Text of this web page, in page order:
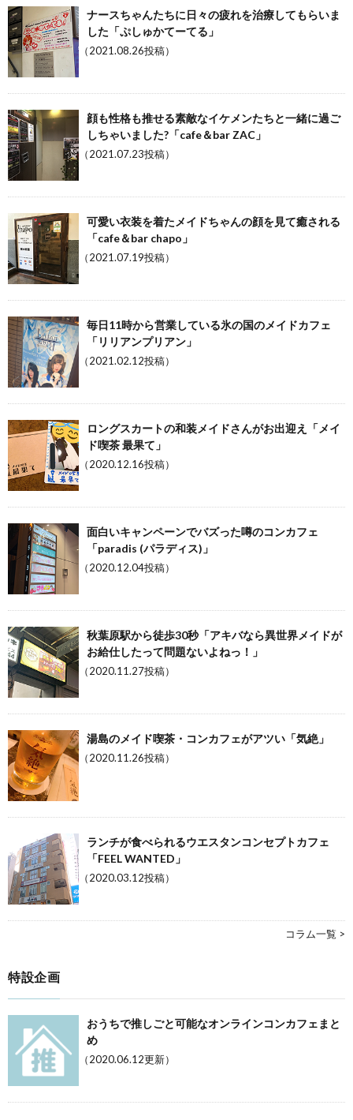
ナースちゃんたちに日々の疲れを治療してもらいま
した「ぷしゅかてーてる」
（2021.08.26投稿）
顔も性格も推せる素敵なイケメンたちと一緒に過ご
しちゃいました?「cafe＆bar ZAC」
（2021.07.23投稿）
可愛い衣装を着たメイドちゃんの顔を見て癒される
「cafe＆bar chapo」
（2021.07.19投稿）
毎日11時から営業している氷の国のメイドカフェ
「リリアンプリアン」
（2021.02.12投稿）
ロングスカートの和装メイドさんがお出迎え「メイ
ド喫茶 最果て」
（2020.12.16投稿）
面白いキャンペーンでバズった噂のコンカフェ
「paradis (パラディス)」
（2020.12.04投稿）
秋葉原駅から徒歩30秒「アキバなら異世界メイドが
お給仕したって問題ないよねっ！」
（2020.11.27投稿）
湯島のメイド喫茶・コンカフェがアツい「気絶」
（2020.11.26投稿）
ランチが食べられるウエスタンコンセプトカフェ
「FEEL WANTED」
（2020.03.12投稿）
コラム一覧 >
特設企画
おうちで推しごと可能なオンラインコンカフェまと
め
（2020.06.12更新）